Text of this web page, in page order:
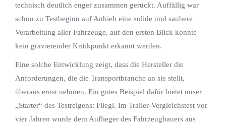
technisch deutlich enger zusammen gerückt. Auffällig war
schon zu Testbeginn auf Anhieb eine solide und saubere
Verarbeitung aller Fahrzeuge, auf den ersten Blick konnte
kein gravierender Kritikpunkt erkannt werden.
Eine solche Entwicklung zeigt, dass die Hersteller die
Anforderungen, die die Transportbranche an sie stellt,
überaus ernst nehmen. Ein gutes Beispiel dafür bietet unser
„Starter“ des Testreigens: Fliegl. Im Trailer-Vergleichstest vor
vier Jahren wurde dem Auflieger des Fahrzeugbauers aus